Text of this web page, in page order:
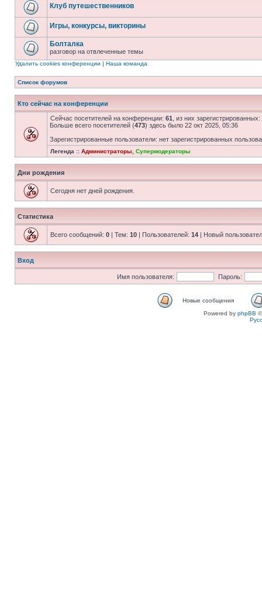
Клуб путешественников
Игры, конкурсы, викторины
Болталка
разговор на отвлеченные темы
Удалить cookies конференции | Наша команда
Список форумов
Кто сейчас на конференции
Сейчас посетителей на конференции: 61 , из них
Больше всего посетителей (473) здесь было 22 окт 2025, 05:36
Зарегистрированные пользователи: нет зарегистрированных
Легенда :: Администраторы Супермодераторы
Дни рождения
Сегодня нет дней рождения.
Статистика
Всего сообщений: 0 | Тем: 10 | Пользователей: 14 | Новый
Вход
Имя пользователя: Пароль:
Новые сообщения
Powered by phpBB